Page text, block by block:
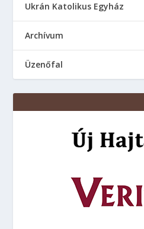
Ukrán Katolikus Egyház
Аrchívum
Üzenőfal